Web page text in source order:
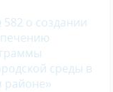
о создании
среды в
районе»